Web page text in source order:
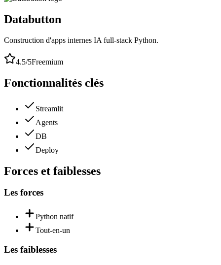
Databutton
Construction d'apps internes IA full-stack Python.
4.5/5Freemium
Fonctionnalités clés
Streamlit
Agents
DB
Deploy
Forces et faiblesses
Les forces
Python natif
Tout-en-un
Les faiblesses